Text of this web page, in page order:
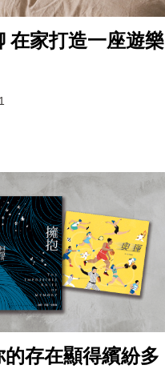
在家打造一座遊樂
存在顯得繽紛多